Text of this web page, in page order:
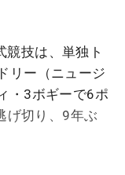
競技は、単独ト
リー（ニュージ
・3ボギーで6ポ
げ切り、9年ぶ